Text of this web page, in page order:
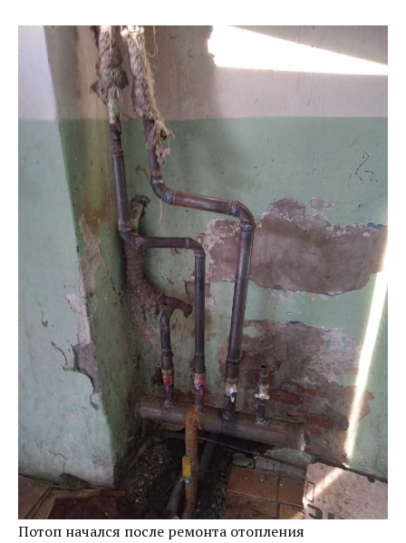
Потоп начался после ремонта отопления